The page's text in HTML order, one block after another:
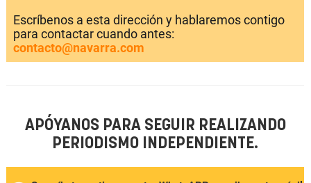
Escríbenos a esta dirección y hablaremos contigo
para contactar cuando antes:
contacto@navarra.com
APÓYANOS PARA SEGUIR REALIZANDO
PERIODISMO INDEPENDIENTE.